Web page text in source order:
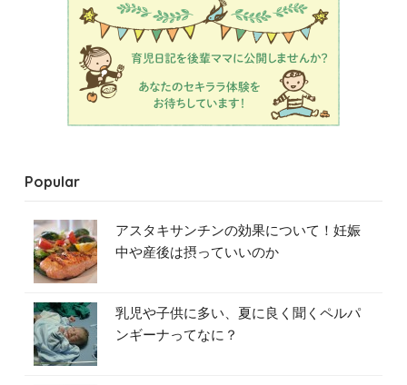
Popular
アスタキサンチンの効果について！妊娠
中や産後は摂っていいのか
乳児や子供に多い、夏に良く聞くペルパ
ンギーナってなに？